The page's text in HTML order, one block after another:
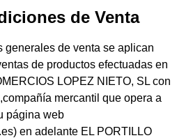
de Venta
generales de venta se aplican
de productos efectuadas en
LOPEZ NIETO, SL con
mercantil que opera a
página web
en adelante EL PORTILLO